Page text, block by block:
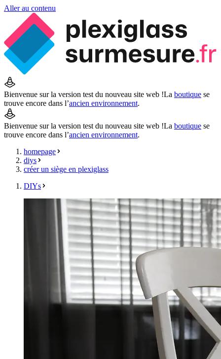
Aller au contenu
Bienvenue sur la version test du nouveau site web !La boutique se
trouve encore dans l’ancien environnement.
Bienvenue sur la version test du nouveau site web !La boutique se
trouve encore dans l’ancien environnement.
homepage
diys
créer un siège en plexiglass
DIYs